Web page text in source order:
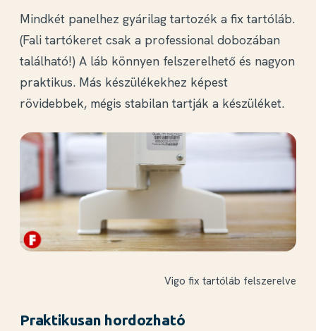
Mindkét panelhez gyárilag tartozék a fix tartóláb.
(Fali tartókeret csak a professional dobozában
található!) A láb könnyen felszerelhető és nagyon
praktikus. Más készülékekhez képest
rövidebbek, mégis stabilan tartják a készüléket.
Vigo fix tartóláb felszerelve
Praktikusan hordozható